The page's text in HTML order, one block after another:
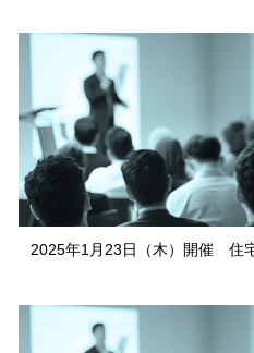
2025年1月23日（木）開催 住